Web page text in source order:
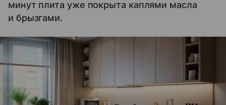
минут плита уже покрыта каплями масла
и брызгами.